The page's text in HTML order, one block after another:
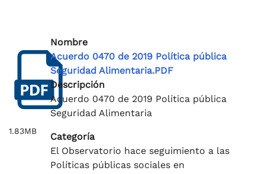
1.83MB
Nombre
Acuerdo 0470 de 2019 Política pública
Seguridad Alimentaria.PDF
Descripción
Acuerdo 0470 de 2019 Política pública
Seguridad Alimentaria
Categoría
El Observatorio hace seguimiento a las
Políticas públicas sociales en